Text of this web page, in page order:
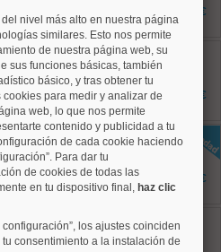
1.800 €
Cortes
2.550 €
Embajadores
2.250 €
nivel más alto en nuestra página
similares. Esto nos permite
de nuestra página web, su
sus funciones básicas, también
básico, y tras obtener tu
para medir y analizar de
web, lo que nos permite
contenido y publicidad a tu
de cada cookie haciendo
Para dar tu
de cookies de todas las
en tu dispositivo final, haz clic
los ajustes coinciden
consentimiento a la instalación de